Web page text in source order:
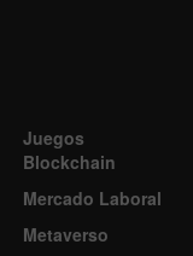
Juegos
Blockchain
Mercado Laboral
Metaverso